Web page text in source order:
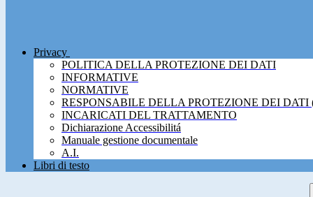
Privacy
POLITICA DELLA PROTEZIONE DEI DATI
INFORMATIVE
NORMATIVE
RESPONSABILE DELLA PROTEZIONE DEI DATI
INCARICATI DEL TRATTAMENTO
Dichiarazione Accessibilitá
Manuale gestione documentale
A.I.
Libri di testo